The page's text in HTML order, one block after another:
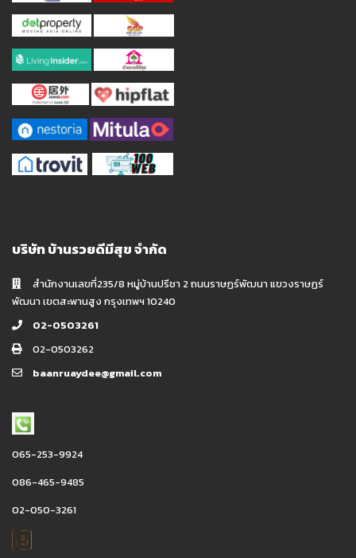
บริษัท บ้านรวยดีมีสุข จำกัด
สำนักงานเลขที่235/8 หมู่บ้านปรีชา 2 ถนนราษฏร์พัฒนา แขวงราษฏร์
พัฒนา เขตสะพานสูง กรุงเทพฯ 10240
02-0503261
02-0503262
baanruaydee@gmail.com
065-253-9924
086-465-9485
02-050-3261